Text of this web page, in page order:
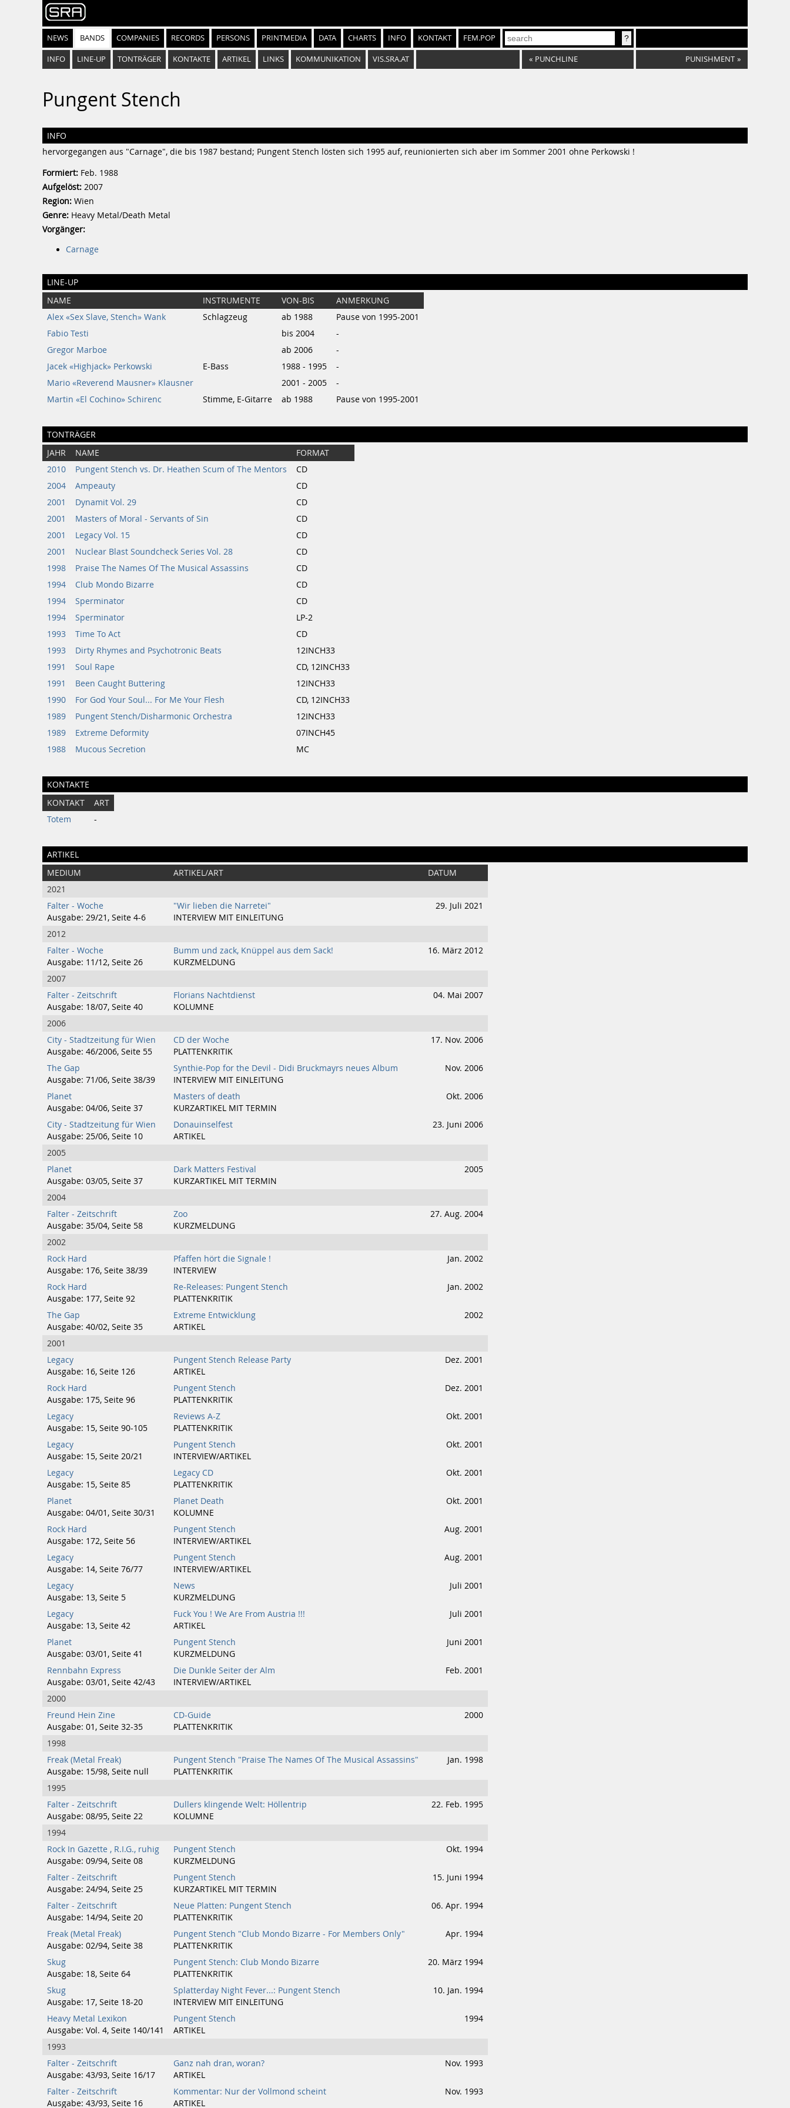
NEWS BANDS COMPANIES RECORDS PERSONS PRINTMEDIA DATA CHARTS INFO KONTAKT FEM.POP
INFO LINE-UP TONTRÄGER KONTAKTE ARTIKEL LINKS KOMMUNIKATION VIS.SRA.AT « PUNCHLINE PUNISHMENT »
Pungent Stench
INFO
hervorgegangen aus "Carnage", die bis 1987 bestand; Pungent Stench lösten sich 1995 auf, reunionierten sich aber im Sommer 2001 ohne Perkowski !
Formiert: Feb. 1988
Aufgelöst: 2007
Region: Wien
Genre: Heavy Metal/Death Metal
Vorgänger:
Carnage
LINE-UP
NAME INSTRUMENTE VON-BIS
ANMERKUNG
Alex «Sex Slave, Stench» Wank
Schlagzeug ab 1988
Pause von 1995-2001
Fabio Testi
bis 2004
-
Gregor Marboe
ab 2006
-
Jacek «Highjack» Perkowski
E-Bass 1988 - 1995
-
Mario «Reverend Mausner» Klausner
2001 - 2005
-
Martin «El Cochino» Schirenc
Stimme, E-Gitarre ab 1988 Pause von 1995-2001
TONTRÄGER
JAHR NAME
FORMAT
2010
Pungent Stench vs. Dr. Heathen Scum of The Mentors
CD
2004
Ampeauty
CD
2001
Dynamit Vol. 29
CD
2001
Masters of Moral - Servants of Sin
CD
2001
Legacy Vol. 15
CD
2001
Nuclear Blast Soundcheck Series Vol. 28
CD
1998
Praise The Names Of The Musical Assassins
CD
1994
Club Mondo Bizarre
CD
1994
Sperminator
CD
1994
Sperminator
LP-2
1993
Time To Act
CD
1993
Dirty Rhymes and Psychotronic Beats
12INCH33
1991
Soul Rape
CD, 12INCH33
1991
Been Caught Buttering
12INCH33
1990
For God Your Soul... For Me Your Flesh
CD, 12INCH33
1989
Pungent Stench/Disharmonic Orchestra
12INCH33
1989
Extreme Deformity
07INCH45
1988
Mucous Secretion MC
KONTAKTE
KONTAKT
ART
Totem
-
ARTIKEL
MEDIUM ARTIKEL/ART
DATUM
2021
Falter - Woche
Ausgabe: 29/21, Seite 4-6
"Wir lieben die Narretei"
INTERVIEW MIT EINLEITUNG
29. Juli 2021
2012
Falter - Woche
Ausgabe: 11/12, Seite 26
Bumm und zack, Knüppel aus dem Sack!
KURZMELDUNG
16. März 2012
2007
Falter - Zeitschrift
Ausgabe: 18/07, Seite 40
Florians Nachtdienst
KOLUMNE
04. Mai 2007
2006
City - Stadtzeitung für Wien
Ausgabe: 46/2006, Seite 55
CD der Woche
PLATTENKRITIK
17. Nov. 2006
The Gap
Ausgabe: 71/06, Seite 38/39
Synthie-Pop for the Devil - Didi Bruckmayrs neues Album
INTERVIEW MIT EINLEITUNG
Nov. 2006
Planet
Ausgabe: 04/06, Seite 37
Masters of death
KURZARTIKEL MIT TERMIN
Okt. 2006
City - Stadtzeitung für Wien
Ausgabe: 25/06, Seite 10
Donauinselfest
ARTIKEL
23. Juni 2006
2005
Planet
Ausgabe: 03/05, Seite 37
Dark Matters Festival
KURZARTIKEL MIT TERMIN
2005
2004
Falter - Zeitschrift
Ausgabe: 35/04, Seite 58
Zoo
KURZMELDUNG
27. Aug. 2004
2002
Rock Hard
Ausgabe: 176, Seite 38/39
Pfaffen hört die Signale !
INTERVIEW
Jan. 2002
Rock Hard
Ausgabe: 177, Seite 92
Re-Releases: Pungent Stench
PLATTENKRITIK
Jan. 2002
The Gap
Ausgabe: 40/02, Seite 35
Extreme Entwicklung
ARTIKEL
2002
2001
Legacy
Ausgabe: 16, Seite 126
Pungent Stench Release Party
ARTIKEL
Dez. 2001
Rock Hard
Ausgabe: 175, Seite 96
Pungent Stench
PLATTENKRITIK
Dez. 2001
Legacy
Ausgabe: 15, Seite 90-105
Reviews A-Z
PLATTENKRITIK
Okt. 2001
Legacy
Ausgabe: 15, Seite 20/21
Pungent Stench
INTERVIEW/ARTIKEL
Okt. 2001
Legacy
Ausgabe: 15, Seite 85
Legacy CD
PLATTENKRITIK
Okt. 2001
Planet
Ausgabe: 04/01, Seite 30/31
Planet Death
KOLUMNE
Okt. 2001
Rock Hard
Ausgabe: 172, Seite 56
Pungent Stench
INTERVIEW/ARTIKEL
Aug. 2001
Legacy
Ausgabe: 14, Seite 76/77
Pungent Stench
INTERVIEW/ARTIKEL
Aug. 2001
Legacy
Ausgabe: 13, Seite 5
News
KURZMELDUNG
Juli 2001
Legacy
Ausgabe: 13, Seite 42
Fuck You ! We Are From Austria !!!
ARTIKEL
Juli 2001
Planet
Ausgabe: 03/01, Seite 41
Pungent Stench
KURZMELDUNG
Juni 2001
Rennbahn Express
Ausgabe: 03/01, Seite 42/43
Die Dunkle Seiter der Alm
INTERVIEW/ARTIKEL
Feb. 2001
2000
Freund Hein Zine
Ausgabe: 01, Seite 32-35
CD-Guide
PLATTENKRITIK
2000
1998
Freak (Metal Freak)
Ausgabe: 15/98, Seite null
Pungent Stench "Praise The Names Of The Musical Assassins"
PLATTENKRITIK
Jan. 1998
1995
Falter - Zeitschrift
Ausgabe: 08/95, Seite 22
Dullers klingende Welt: Höllentrip
KOLUMNE
22. Feb. 1995
1994
Rock In Gazette , R.I.G., ruhig
Ausgabe: 09/94, Seite 08
Pungent Stench
KURZMELDUNG
Okt. 1994
Falter - Zeitschrift
Ausgabe: 24/94, Seite 25
Pungent Stench
KURZARTIKEL MIT TERMIN
15. Juni 1994
Falter - Zeitschrift
Ausgabe: 14/94, Seite 20
Neue Platten: Pungent Stench
PLATTENKRITIK
06. Apr. 1994
Freak (Metal Freak)
Ausgabe: 02/94, Seite 38
Pungent Stench "Club Mondo Bizarre - For Members Only"
PLATTENKRITIK
Apr. 1994
Skug
Ausgabe: 18, Seite 64
Pungent Stench: Club Mondo Bizarre
PLATTENKRITIK
20. März 1994
Skug
Ausgabe: 17, Seite 18-20
Splatterday Night Fever...: Pungent Stench
INTERVIEW MIT EINLEITUNG
10. Jan. 1994
Heavy Metal Lexikon
Ausgabe: Vol. 4, Seite 140/141
Pungent Stench
ARTIKEL
1994
1993
Falter - Zeitschrift
Ausgabe: 43/93, Seite 16/17
Ganz nah dran, woran?
ARTIKEL
Nov. 1993
Falter - Zeitschrift
Ausgabe: 43/93, Seite 16
Kommentar: Nur der Vollmond scheint
ARTIKEL
Nov. 1993